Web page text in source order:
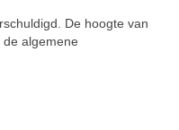
De hoogte van
algemene